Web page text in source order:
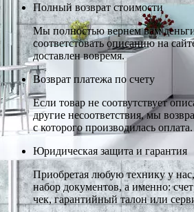
Полный возврат стоимости
Мы полностью вернем вам деньги
соответстовать описанию на
доставлен вовремя.
Возврат платежа по счету
Если товар не соотвутствует
другие несоответствия, мы
с которого производилась оплата.
Юридическая защита и гарантия
Приобретая любую технику у
набор документов, а именно:
чек, гарантийный талон или